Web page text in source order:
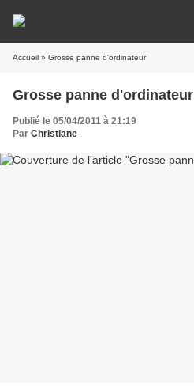
Accueil » Grosse panne d'ordinateur
Grosse panne d'ordinateur
Publié le 05/04/2011 à 21:19
Par Christiane